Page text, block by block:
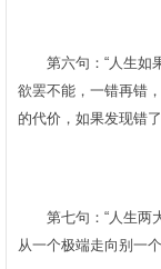
第六句：“人生如果
欲罢不能，一错再错
的代价，如果发现错
第七句：“人生两大
从一个极端走向别一